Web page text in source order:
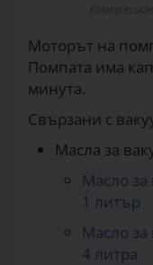
Моторът на
Помпата има
минута.
Свързани с
Масла за
Масло
1 литър
Масло
4 литра